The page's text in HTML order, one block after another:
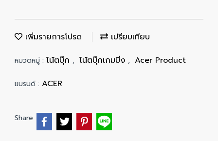
เพิ่มรายการโปรด เปรียบเทียบ
หมวดหมู่ : โน้ตบุ๊ก , โน้ตบุ๊กเกมมิ่ง , Acer Product
แบรนด์ : ACER
Share